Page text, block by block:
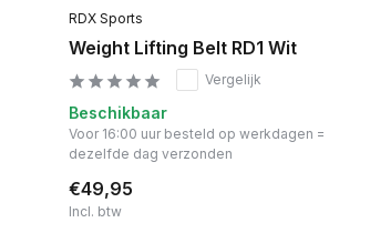
RDX Sports
Weight Lifting Belt RD1 Wit
Vergelijk
Beschikbaar
Voor 16:00 uur besteld op werkdagen =
dezelfde dag verzonden
€49,95
Incl. btw